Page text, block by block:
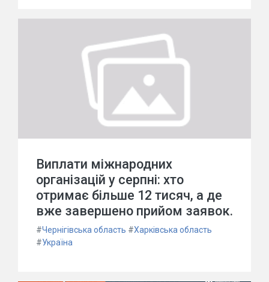
Виплати міжнародних
організацій у серпні: хто
отримає більше 12 тисяч, а де
вже завершено прийом заявок.
#Чернігівська область #Харківська область
#Україна